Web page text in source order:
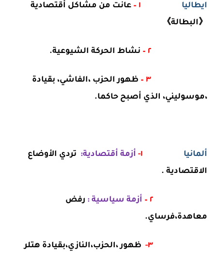
ايطاليا ١ –
عانت من مشاكل أقتصادية
《البطالة》
٢ – نشاط الحركة الشيوعية.
٣ –
ظهور الحزب ،الفاشي، بقيادة
،موسوليني، الذي أصبح حاكما.
ألمانيا ١- أزمة أقتصادية: تردي الأوضاع
الاقتصادية .
٢ – أزمة سياسية : رفض
معاهدة،فرساي.
٣-
ظهور ،الحزب،النازي،بقيادة هتلر